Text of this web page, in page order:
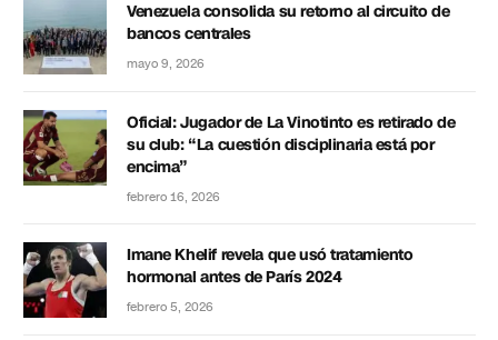
Venezuela consolida su retorno al circuito de
bancos centrales
mayo 9, 2026
Oficial: Jugador de La Vinotinto es retirado de
su club: “La cuestión disciplinaria está por
encima”
febrero 16, 2026
Imane Khelif revela que usó tratamiento
hormonal antes de París 2024
febrero 5, 2026